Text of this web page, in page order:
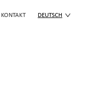
KONTAKT DEUTSCH